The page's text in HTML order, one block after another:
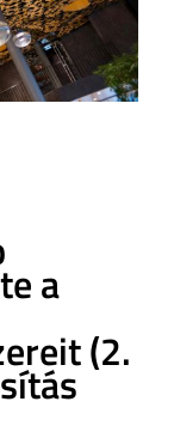
a
(2.